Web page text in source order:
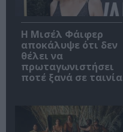
Η Μισέλ Φάιφερ
αποκάλυψε ότι δεν
θέλει να
πρωταγωνιστήσει
ποτέ ξανά σε ταινία